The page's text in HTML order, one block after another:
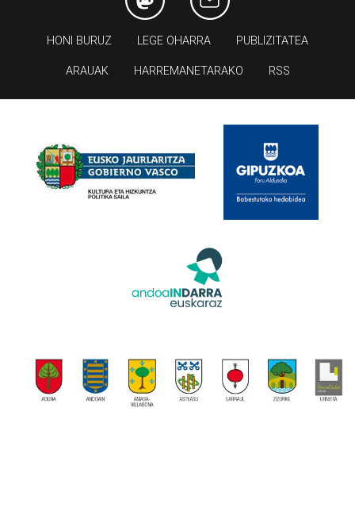
HONI BURUZ LEGE OHARRA PUBLIZITATEA
ARAUAK HARREMANETARAKO RSS